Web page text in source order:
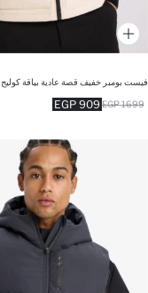
فيست بومبر خفيف قصة عادية بياقة كوليج
909 EGP 1699 EGP